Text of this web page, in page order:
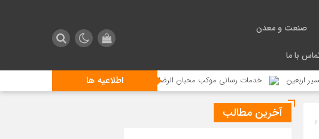
صنعت و معدن
با ما
اطلاعیه ها خدمات رسانی موکب محبان الرضای شهرداری منطقه ۴ در مسیر مشایه
6
آخرین مطالب